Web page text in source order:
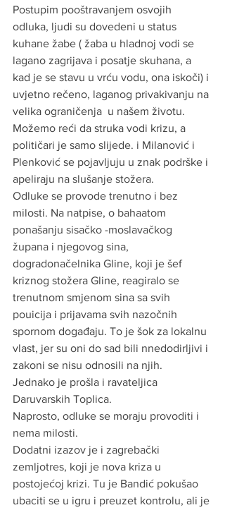
Postupim pooštravanjem osvojih
odluka, ljudi su dovedeni u status
kuhane žabe ( žaba u hladnoj vodi se
lagano zagrijava i posatje skuhana, a
kad je se stavu u vrću vodu, ona iskoči) i
uvjetno rečeno, laganog privakivanju na
velika ograničenja  u našem životu.
Možemo reći da struka vodi krizu, a
političari je samo slijede. i Milanović i
Plenković se pojavljuju u znak podrške i
apeliraju na slušanje stožera.
Odluke se provode trenutno i bez
milosti. Na natpise, o bahaatom
ponašanju sisačko -moslavačkog
župana i njegovog sina,
dogradonačelnika Gline, koji je šef
kriznog stožera Gline, reagiralo se
trenutnom smjenom sina sa svih
pouicija i prijavama svih nazočnih
spornom događaju. To je šok za lokalnu
vlast, jer su oni do sad bili nnedodirljivi i
zakoni se nisu odnosili na njih.
Jednako je prošla i ravateljica
Daruvarskih Toplica.
Naprosto, odluke se moraju provoditi i
nema milosti.
Dodatni izazov je i zagrebački
zemljotres, koji je nova kriza u
postojećoj krizi. Tu je Bandić pokušao
ubaciti se u igru i preuzet kontrolu, ali je